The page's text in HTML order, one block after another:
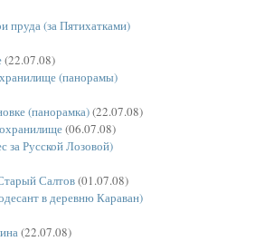
пруда (за Пятихатками)
(22.07.08)
(панорамы)
(панорамка)(22.07.08)
(06.07.08)
за Русской Лозовой)
Салтов(01.07.08)
в деревню Караван)
(22.07.08)